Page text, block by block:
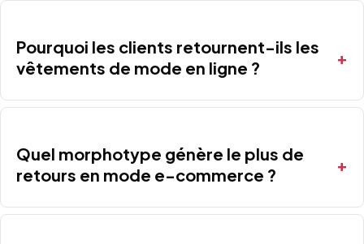
Pourquoi les clients retournent-ils les
vêtements de mode en ligne ?
Quel morphotype génère le plus de
retours en mode e-commerce ?